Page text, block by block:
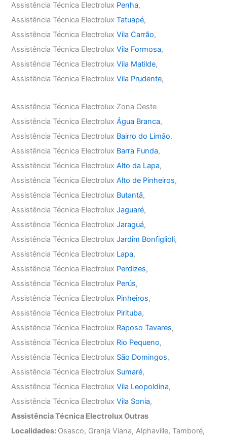
Assistência Técnica Electrolux Penha,
Assistência Técnica ElectroluxTatuapé,
Assistência Técnica ElectroluxVila Carrão,
Assistência Técnica ElectroluxVila Formosa,
Assistência Técnica ElectroluxVila Matilde,
Assistência Técnica ElectroluxVila Prudente,
Assistência Técnica Electrolux Zona Oeste
Assistência Técnica ElectroluxÁgua Branca,
Assistência Técnica Electrolux Bairro do Limão,
Assistência Técnica Electrolux Barra Funda,
Assistência Técnica ElectroluxAlto da Lapa,
Assistência Técnica ElectroluxAlto de Pinheiros,
Assistência Técnica Electrolux Butantã,
Assistência Técnica ElectroluxJaguaré,
Assistência Técnica ElectroluxJaraguá,
Assistência Técnica ElectroluxJardim Bonfiglioli,
Assistência Técnica Electrolux Lapa,
Assistência Técnica Electrolux Perdizes,
Assistência Técnica Electrolux Perús,
Assistência Técnica Electrolux Pinheiros,
Assistência Técnica Electrolux Pirituba,
Assistência Técnica Electrolux Raposo Tavares,
Assistência Técnica Electrolux Rio Pequeno,
Assistência Técnica Electrolux São Domingos,
Assistência Técnica Electrolux Sumaré,
Assistência Técnica ElectroluxVila Leopoldina,
Assistência Técnica ElectroluxVila Sonia,
Assistência Técnica Electrolux Outras
Localidades: Osasco, Granja Viana, Alphaville, Tamboré,